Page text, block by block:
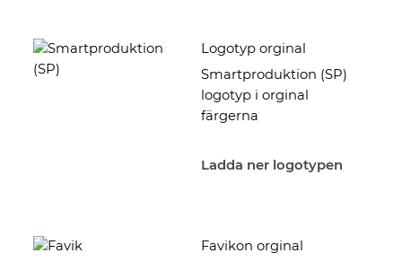
Logotyp orginal
Smartproduktion (SP)
logotyp i orginal
färgerna
Ladda ner logotypen
Favikon orginal